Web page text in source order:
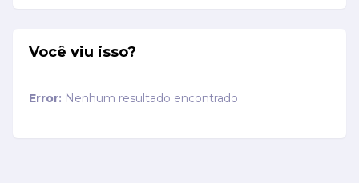
Você viu isso?
Error: Nenhum resultado encontrado